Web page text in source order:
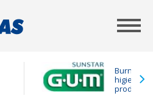
Burnos
higienos
produktai